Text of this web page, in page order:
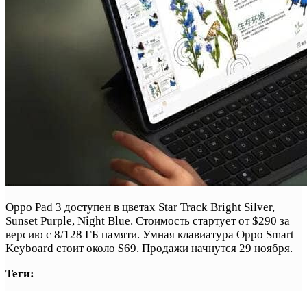
Oppo Pad 3 доступен в цветах Star Track Bright Silver,
Sunset Purple, Night Blue. Стоимость стартует от $290 за
версию с 8/128 ГБ памяти. Умная клавиатура Oppo Smart
Keyboard стоит около $69. Продажи начнутся 29 ноября.
Теги: